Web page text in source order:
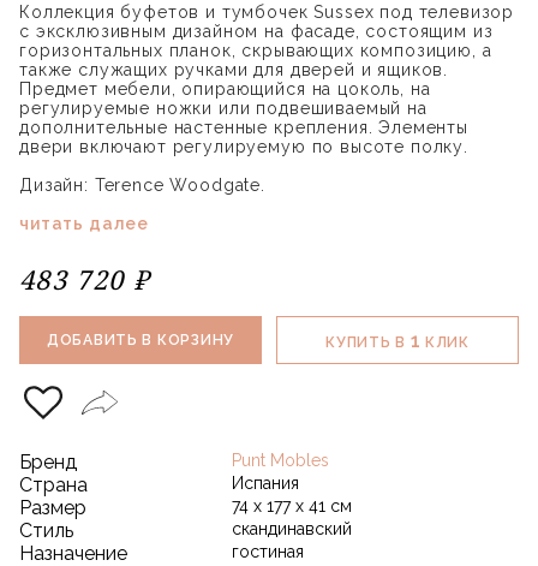
Коллекция буфетов и тумбочек Sussex под телевизор
с эксклюзивным дизайном на фасаде, состоящим из
горизонтальных планок, скрывающих композицию, а
также служащих ручками для дверей и ящиков.
Предмет мебели, опирающийся на цоколь, на
регулируемые ножки или подвешиваемый на
дополнительные настенные крепления. Элементы
двери включают регулируемую по высоте полку.
Дизайн: Terence Woodgate.
читать далее
483 720 ₽
ДОБАВИТЬ В КОРЗИНУ КУПИТЬ В 1 КЛИК
Бренд Punt Mobles
Страна Испания
Размер 74 х 177 х 41 см
Стиль скандинавский
Назначение гостиная